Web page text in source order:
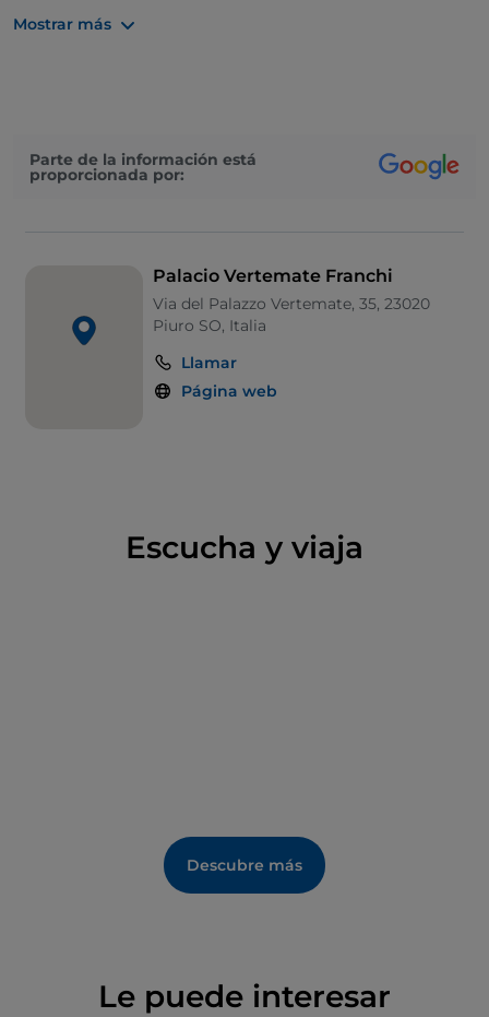
Mostrar más
Parte de la información está
proporcionada por:
Palacio Vertemate Franchi
Via del Palazzo Vertemate, 35, 23020
Piuro SO, Italia
Llamar
Página web
Escucha y viaja
Descubre más
Le puede interesar